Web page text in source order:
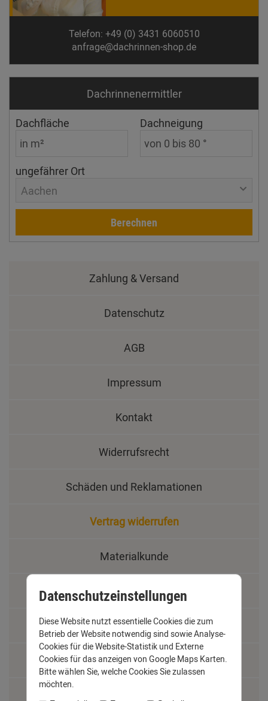
Telefon: +49 (0) 3431 6060510
anfrage@dachrinnen-shop.de
Dachrinnen­ermittler
Dachfläche Dachneigung
ungefährer Ort
Aachen
Berechnen
Zahlung & Versand
Datenschutz
AGB
Impressum
Kontakt
Widerrufsrecht
Schäden und Reklamationen
Vertrag widerrufen
Materialkunde
Fachbegriffe
Jobs
Montage und Installationshilfen
Datenschutzeinstellungen
Diese Website nutzt essentielle Cookies die zum
Betrieb der Website notwendig sind sowie Analyse-
Cookies für die Website-Statistik und Externe
Cookies für das anzeigen von Google Maps Karten.
Bitte wählen Sie, welche Cookies Sie zulassen
möchten.